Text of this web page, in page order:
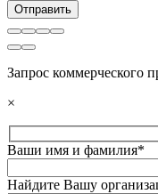
Запрос коммерческого
×
Ваши имя и фамилия*
Найдите Вашу